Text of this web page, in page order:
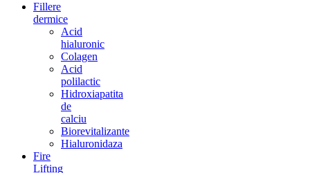
Fillere
dermice
Acid
hialuronic
Colagen
Acid
polilactic
Hidroxiapatita
de
calciu
Biorevitalizante
Hialuronidaza
Fire
Lifting